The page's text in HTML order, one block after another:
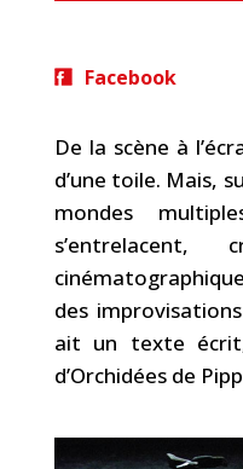
Facebook
De la scène à
d’une toile. Mais,
mondes
s’entrelacent,
des
ait un texte
d’Orchidées de